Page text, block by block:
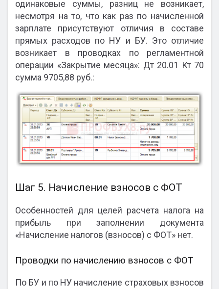
одинаковые суммы, разниц не возникает,
несмотря на то, что как раз по начисленной
зарплате присутствуют отличия в составе
прямых расходов по НУ и БУ. Это отличие
возникает в проводках по регламентной
операции «Закрытие месяца»: Дт 20.01 Кт 70
сумма 9705,88 руб.:
Шаг 5. Начисление взносов с ФОТ
Особенностей для целей расчета налога на
прибыль при заполнении документа
«Начисление налогов (взносов) с ФОТ» нет.
Проводки по начислению взносов с ФОТ
По БУ и по НУ начисление страховых взносов